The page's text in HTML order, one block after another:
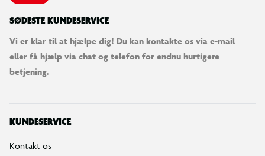
SØDESTE KUNDESERVICE
Vi er klar til at hjælpe dig! Du kan kontakte os via e-mail
eller få hjælp via chat og telefon for endnu hurtigere
betjening.
KUNDESERVICE
Kontakt os